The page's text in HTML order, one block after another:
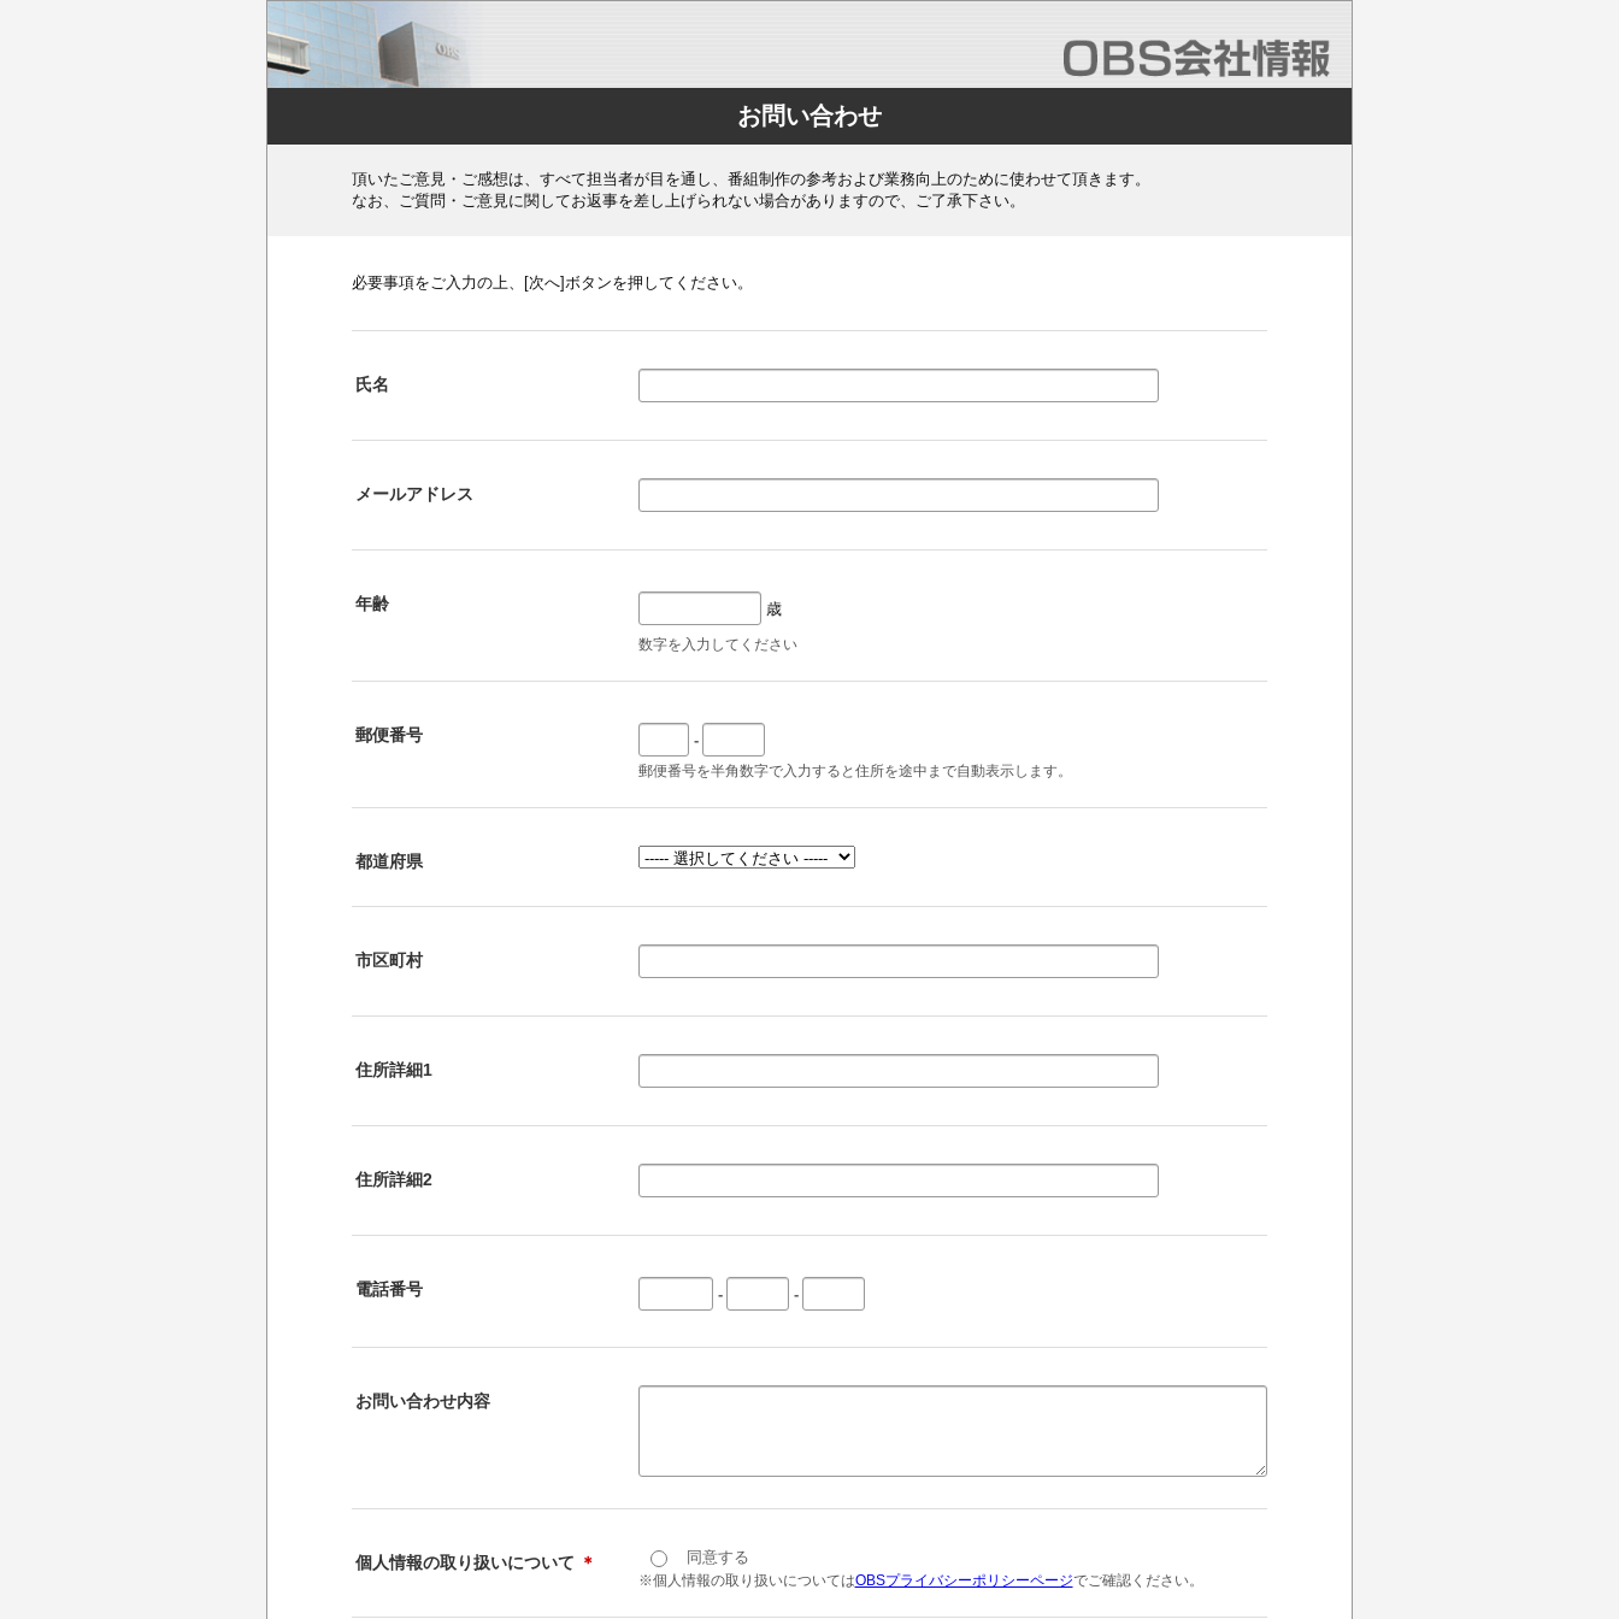
お問い合わせ
頂いたご意見・ご感想は、すべて担当者が目を通し、番組制作の参考および業務向上のために使わせて頂きます。
なお、ご質問・ご意見に関してお返事を差し上げられない場合がありますので、ご了承下さい。
必要事項をご入力の上、[次へ]ボタンを押してください。
氏名
メールアドレス
年齢 歳
数字を入力してください
郵便番号 -
郵便番号を半角数字で入力すると住所を途中まで自動表示します。
都道府県
市区町村
住所詳細1
住所詳細2
電話番号 - -
お問い合わせ内容
個人情報の取り扱いについて ＊ 同意する
※個人情報の取り扱いについてはOBSプライバシーポリシーページでご確認ください。